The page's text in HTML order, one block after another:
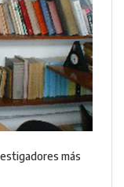
más